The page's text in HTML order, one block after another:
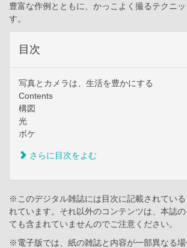
豊富な作例とともに、かっこよく撮るテクニ
す。
目次
写真とカメラは、生活を豊かにする
Contents
構図
光
ボケ
さらに目次をよむ
※このデジタル雑誌には目次に記載されている
れています。それ以外のコンテンツは、本誌
ても含まれていませんのでご注意ください。
※電子版では、紙の雑誌と内容が一部異なる